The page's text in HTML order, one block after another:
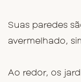
Suas paredes
avermelhado,
Ao redor, os